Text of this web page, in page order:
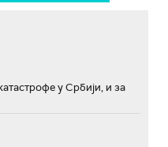
у Србији, и за